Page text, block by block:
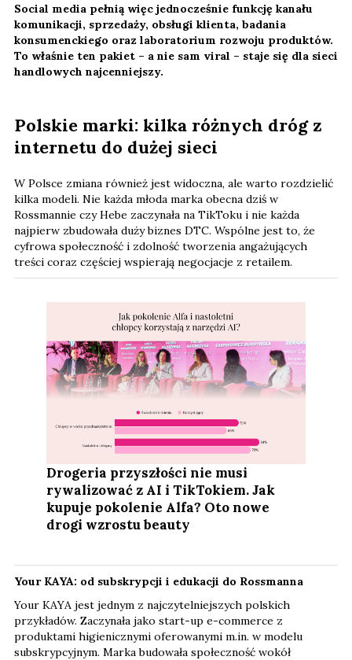
Social media pełnią więc jednocześnie funkcję kanału
komunikacji, sprzedaży, obsługi klienta, badania
konsumenckiego oraz laboratorium rozwoju produktów.
To właśnie ten pakiet – a nie sam viral – staje się dla sieci
handlowych najcenniejszy.
Polskie marki: kilka różnych dróg z
internetu do dużej sieci
W Polsce zmiana również jest widoczna, ale warto rozdzielić
kilka modeli. Nie każda młoda marka obecna dziś w
Rossmannie czy Hebe zaczynała na TikToku i nie każda
najpierw zbudowała duży biznes DTC. Wspólne jest to, że
cyfrowa społeczność i zdolność tworzenia angażujących
treści coraz częściej wspierają negocjacje z retailem.
Drogeria przyszłości nie musi
rywalizować z AI i TikTokiem. Jak
kupuje pokolenie Alfa? Oto nowe
drogi wzrostu beauty
Your KAYA: od subskrypcji i edukacji do Rossmanna
Your KAYA jest jednym z najczytelniejszych polskich
przykładów. Zaczynała jako start-up e-commerce z
produktami higienicznymi oferowanymi m.in. w modelu
subskrypcyjnym. Marka budowała społeczność wokół